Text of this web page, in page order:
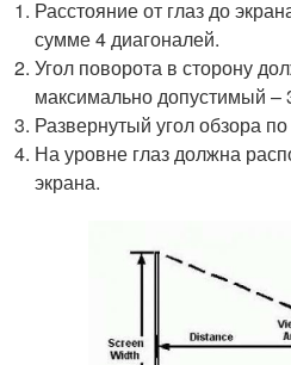
Расстояние от глаз до
сумме 4 диагоналей.
Угол поворота в сторону
максимально допустимый –
Развернутый угол обзора
На уровне глаз должна
экрана.